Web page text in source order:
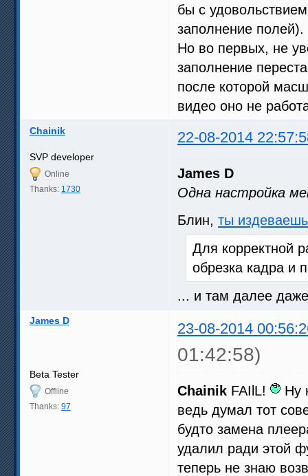
бы с
заполнение полей).
Но во первых, не
заполнение
после которой
видео оно не
Chainik 22-08-2014
SVP developer
Online
Thanks: 1730
James D
Одна настройка
Блин, ты
Для корректной
обрезка кадра и
... и там далее даже
James D 23-08-2014
01:42:58)
Beta Tester
Offline
Thanks: 97
Chainik FAIlL!
Ну
ведь думал тот
будто замена
удалил ради этой
теперь не знаю